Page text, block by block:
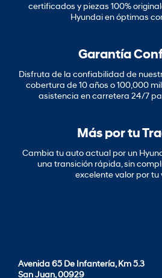
certificados y piezas 100%
Hyundai en óptimas
Garantía
Disfruta de la confiabilidad de
cobertura de 10 años o 100,000
asistencia en carretera 24/7
Más por tu
Cambia tu auto actual por un
una transición rápida, sin
excelente valor por tu
Avenida 65 De Infantería, Km 5.3
San Juan, 00929